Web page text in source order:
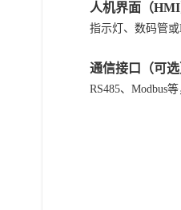
人机界面（HMI
指示灯、数码管或
通信接口（可选
RS485、Modbus